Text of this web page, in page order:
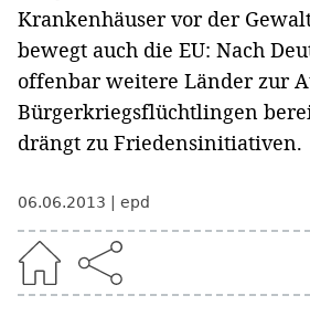
Krankenhäuser vor der
bewegt auch die EU: Nach
offenbar weitere Länder zur
Bürgerkriegsflüchtlingen
drängt zu Friedensinitiativen.
06.06.2013 epd